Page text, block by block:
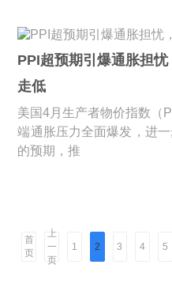
PPI超预期引爆通胀担
走低
美国4月生产者物价指数（
端通胀压力全面爆发，进
的预期，推
首
页
上
一
页
1 2 3 4 5